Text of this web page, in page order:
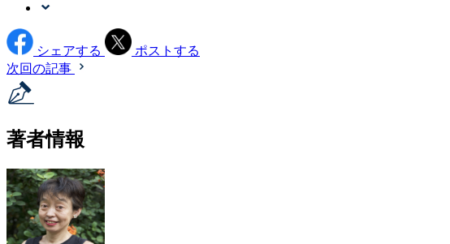
シェアする
ポストする
次回の記事
著者情報